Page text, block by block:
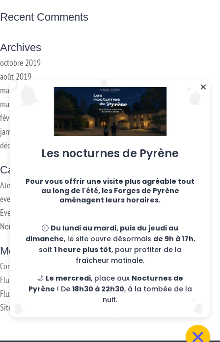
Recent Comments
Archives
octobre 2019
août 2019
mai 2019
mars 2018
février 2018
janvier 2017
décembre 2016
Categories
Ateliers hebdo
evenements
Eventos
Non classifié(e)
Meta
Connexion
Flux des publications
Flux des commentaires
Site de WordPress-FR
Les nocturnes de Pyrène
Pour vous offrir une visite plus agréable tout
au long de l'été, les Forges de Pyrène
aménagent leurs horaires.
🕘 Du lundi au mardi, puis du jeudi au
dimanche, le site ouvre désormais de 9h à 17h,
soit 1 heure plus tôt, pour profiter de la
fraîcheur matinale.
🌙 Le mercredi, place aux Nocturnes de
Pyrène ! De 18h30 à 22h30, à la tombée de la
nuit.